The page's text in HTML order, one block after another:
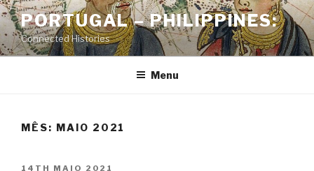
Skip
to
content
PORTUGAL – PHILIPPINES:
Connected Histories
Menu
MÊS: MAIO 2021
POSTED
14TH MAIO 2021